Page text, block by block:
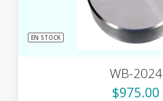
EN STOCK
WB-2024
$975.00